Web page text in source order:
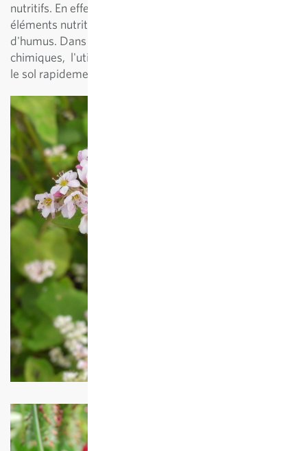
nutritifs. En effet, chaque récolte appauvrit le sol et les
éléments nutritifs doivent être restitués par la formation
d'humus. Dans un jardin biologique sans produits
chimiques, l'utilisation d'engrais verts permet d’enrichir
le sol rapidement et naturellement.